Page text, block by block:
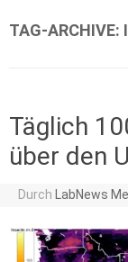
TAG-ARCHIVE:
Täglich
über den
Durch LabNews